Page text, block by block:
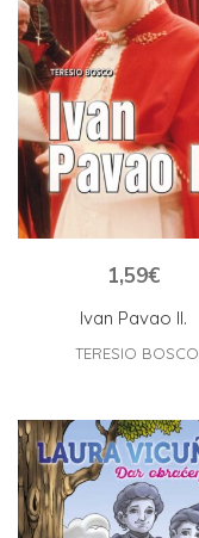
Ivan Pavao II.
1,59€
TERESIO BOSCO